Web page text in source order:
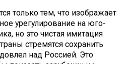
только тем, что изображает
урегулирование на юго-
но это чистая имитация
стремятся сохранить
над Россией. Это